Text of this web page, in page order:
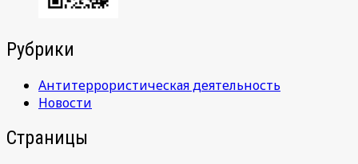
Рубрики
Антитеррористическая деятельность
Новости
Страницы